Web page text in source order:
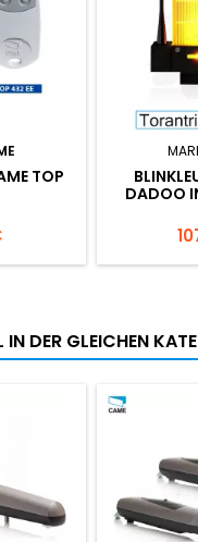
TOP
DADOO
IN DER GLEICHEN